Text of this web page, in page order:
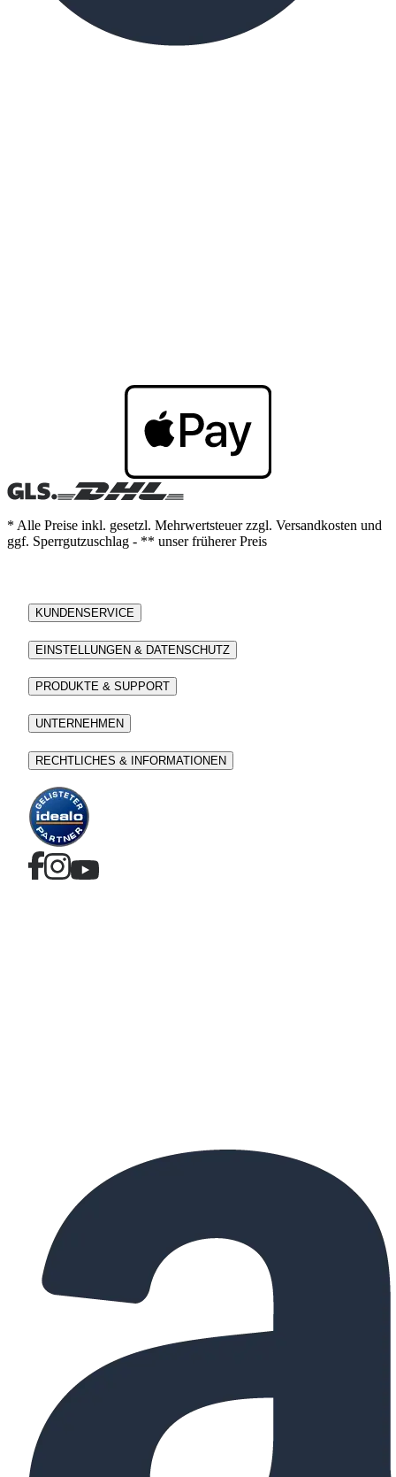
* Alle Preise inkl. gesetzl. Mehrwertsteuer zzgl. Versandkosten und
ggf. Sperrgutzuschlag - ** unser früherer Preis
KUNDENSERVICE
EINSTELLUNGEN & DATENSCHUTZ
PRODUKTE & SUPPORT
UNTERNEHMEN
RECHTLICHES & INFORMATIONEN